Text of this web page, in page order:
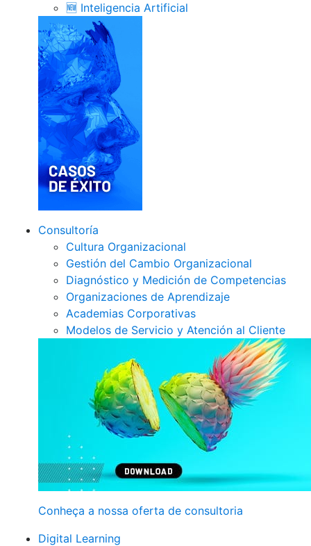
🆕 Inteligencia Artificial
Consultoría
Cultura Organizacional
Gestión del Cambio Organizacional
Diagnóstico y Medición de Competencias
Organizaciones de Aprendizaje
Academias Corporativas
Modelos de Servicio y Atención al Cliente
Conheça a nossa oferta de consultoria
Digital Learning